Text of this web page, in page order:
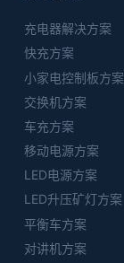
充电器解决方案
快充方案
小家电控制板方案
交换机方案
车充方案
移动电源方案
LED电源方案
LED升压矿灯方案
平衡车方案
对讲机方案